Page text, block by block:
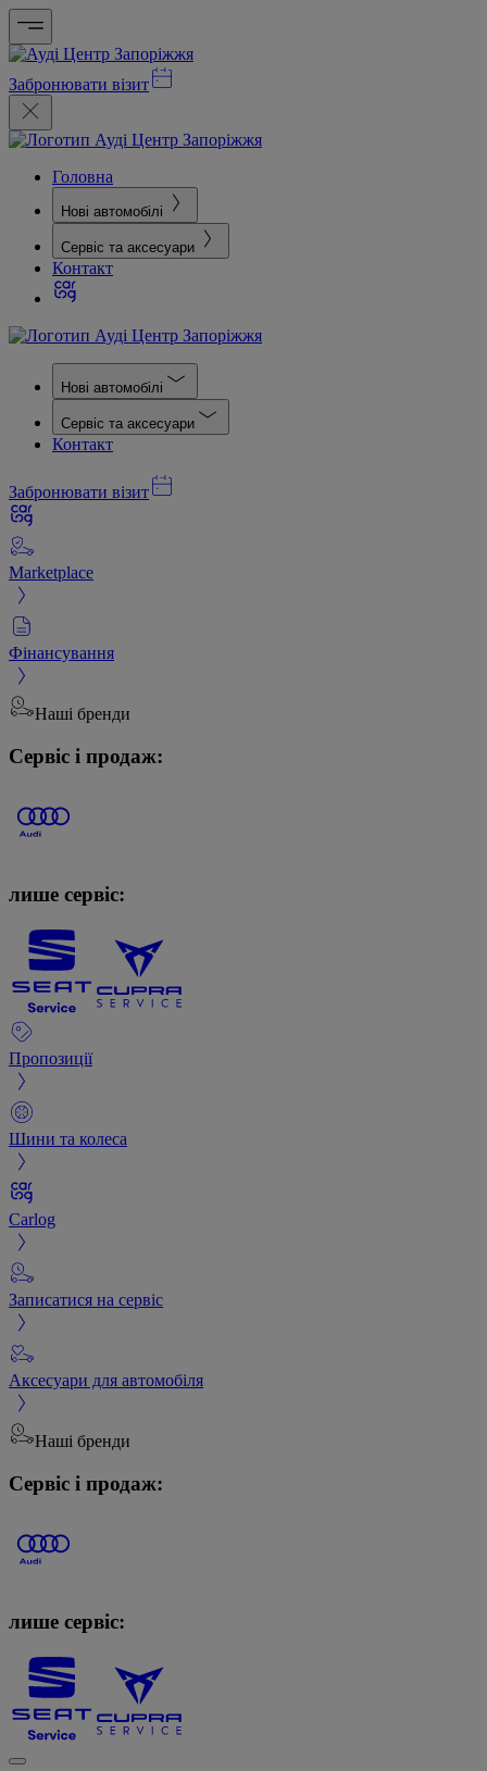
Забронювати візит
Головна
Нові автомобілі
Сервіс та аксесуари
Контакт
Нові автомобілі
Сервіс та аксесуари
Контакт
Забронювати візит
Marketplace
Фінансування
Наші бренди
Сервіс і продаж:
лише сервіс:
Пропозиції
Шини та колеса
Carlog
Записатися на сервіс
Аксесуари для автомобіля
Наші бренди
Сервіс і продаж:
лише сервіс: